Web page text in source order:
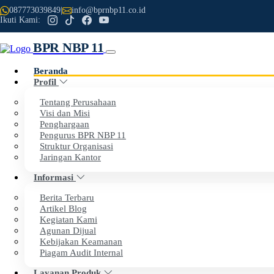
087773039849
info@bprnbp11.co.id
Ikuti Kami:
BPR NBP 11
Beranda
Profil
Tentang Perusahaan
Visi dan Misi
Penghargaan
Pengurus BPR NBP 11
Struktur Organisasi
Jaringan Kantor
Informasi
Berita Terbaru
Artikel Blog
Kegiatan Kami
Agunan Dijual
Kebijakan Keamanan
Piagam Audit Internal
Previous
Selamat Datang di Website Resmi
PT BPR NBP 11
Dengan penuh rasa syukur, kami menyampaikan apresiasi
BPR NBP 11.